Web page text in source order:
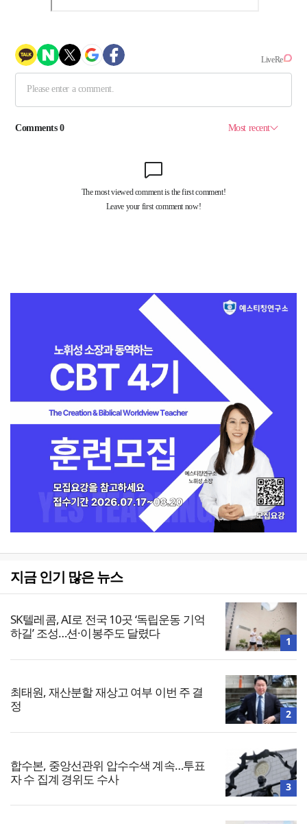
지금 인기 많은 뉴스
SK텔레콤, AI로 전국 10곳 ‘독립운동 기억
하길’ 조성…션·이봉주도 달렸다
1
최태원, 재산분할 재상고 여부 이번 주 결
정
2
합수본, 중앙선관위 압수수색 계속…투표
자 수 집계 경위도 수사
3